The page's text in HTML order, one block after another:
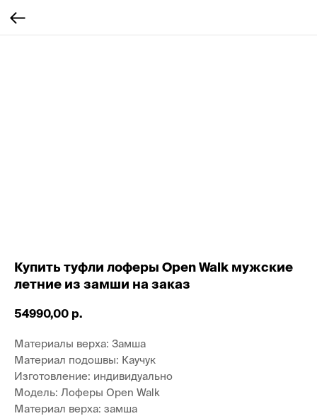
Купить туфли лоферы Open Walk мужские
летние из замши на заказ
54990,00 р.
Материалы верха: Замша
Материал подошвы: Каучук
Изготовление: индивидуально
Модель: Лоферы Open Walk
Материал верха: замша